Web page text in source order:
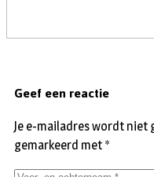
Geef een reactie
Je e-mailadres wordt niet
gemarkeerd met *